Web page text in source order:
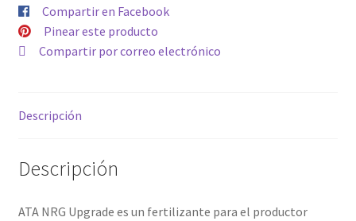
Compartir en Facebook
Pinear este producto
Compartir por correo electrónico
Descripción
Descripción
ATA NRG Upgrade es un fertilizante para el productor